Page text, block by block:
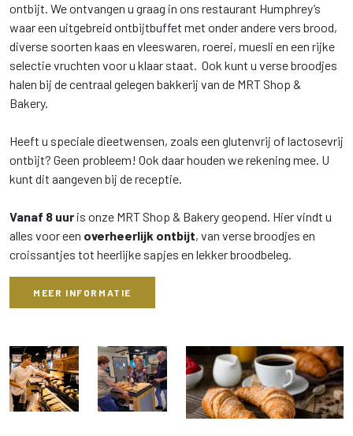
ontbijt. We ontvangen u graag in ons restaurant Humphrey’s
waar een uitgebreid ontbijtbuffet met onder andere vers brood,
diverse soorten kaas en vleeswaren, roerei, muesli en een rijke
selectie vruchten voor u klaar staat. Ook kunt u verse broodjes
halen bij de centraal gelegen bakkerij van de MRT Shop &
Bakery.
Heeft u speciale dieetwensen, zoals een glutenvrij of lactosevrij
ontbijt? Geen probleem! Ook daar houden we rekening mee. U
kunt dit aangeven bij de receptie.
Vanaf 8 uur is onze MRT Shop & Bakery geopend. Hier vindt u
alles voor een overheerlijk ontbijt, van verse broodjes en
croissantjes tot heerlijke sapjes en lekker broodbeleg.
MEER INFORMATIE